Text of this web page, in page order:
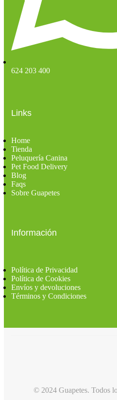
624 203 400
Links
Home
Tienda
Peluquería Canina
Pet Food Delivery
Blog
Faqs
Sobre Guapetes
Información
Política de Privacidad
Política de Cookies
Envíos y devoluciones
Términos y Condiciones
© 2024 Guapetes. Todos